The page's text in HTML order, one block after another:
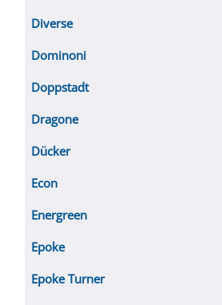
Diverse
Dominoni
Doppstadt
Dragone
Dücker
Econ
Energreen
Epoke
Epoke Turner